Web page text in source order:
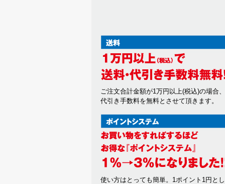
ご注文合計金額が1万円以上(税込)の場合
代引き手数料を無料とさせて頂きます。
使い方はとっても簡単。1ポイント1円と